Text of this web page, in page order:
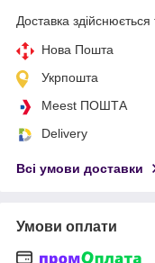
Доставка здійснюється
Нова Пошта
Укрпошта
Meest ПОШТА
Delivery
Всі умови доставки
Умови оплати